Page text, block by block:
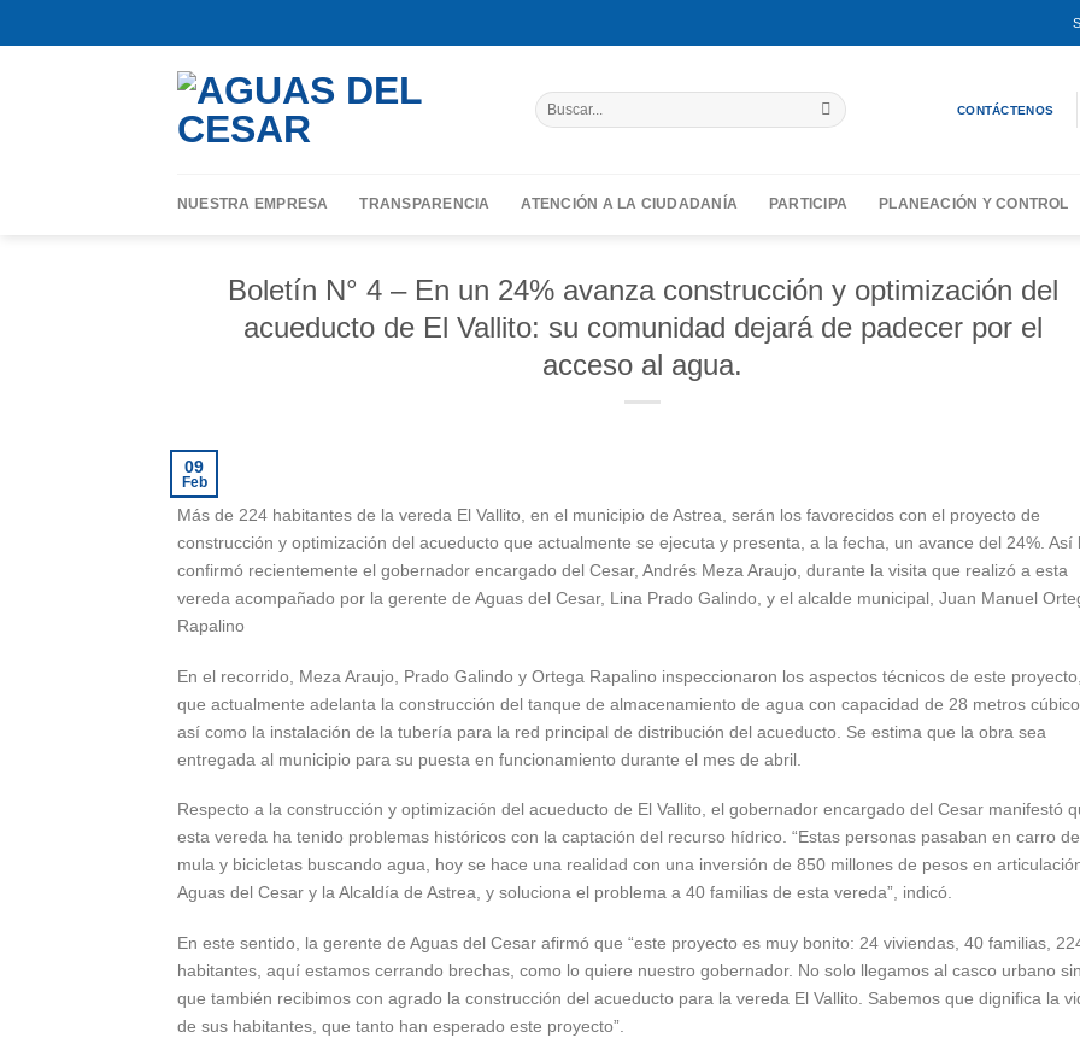
Buscar
por:
CONTÁCTENOS
NUESTRA EMPRESA TRANSPARENCIA ATENCIÓN A LA CIUDADANÍA PARTICIPA PLANEACIÓN Y CONTROL
Boletín N° 4 – En un 24% avanza construcción y optimización del
acueducto de El Vallito: su comunidad dejará de padecer por el
acceso al agua.
09
Feb
Más de 224 habitantes de la vereda El Vallito, en el municipio de Astrea, serán los favorecidos con el proyecto de
construcción y optimización del acueducto que actualmente se ejecuta y presenta, a la fecha, un avance del 24%. Así
confirmó recientemente el gobernador encargado del Cesar, Andrés Meza Araujo, durante la visita que realizó a esta
vereda acompañado por la gerente de Aguas del Cesar, Lina Prado Galindo, y el alcalde municipal, Juan Manuel
Rapalino
En el recorrido, Meza Araujo, Prado Galindo y Ortega Rapalino inspeccionaron los aspectos técnicos de este proyecto,
que actualmente adelanta la construcción del tanque de almacenamiento de agua con capacidad de 28 metros
así como la instalación de la tubería para la red principal de distribución del acueducto. Se estima que la obra sea
entregada al municipio para su puesta en funcionamiento durante el mes de abril.
Respecto a la construcción y optimización del acueducto de El Vallito, el gobernador encargado del Cesar manifestó
esta vereda ha tenido problemas históricos con la captación del recurso hídrico. “Estas personas pasaban en carro de
mula y bicicletas buscando agua, hoy se hace una realidad con una inversión de 850 millones de pesos en
Aguas del Cesar y la Alcaldía de Astrea, y soluciona el problema a 40 familias de esta vereda”, indicó.
En este sentido, la gerente de Aguas del Cesar afirmó que “este proyecto es muy bonito: 24 viviendas, 40 familias,
habitantes, aquí estamos cerrando brechas, como lo quiere nuestro gobernador. No solo llegamos al casco urbano
que también recibimos con agrado la construcción del acueducto para la vereda El Vallito. Sabemos que dignifica la
de sus habitantes, que tanto han esperado este proyecto”.